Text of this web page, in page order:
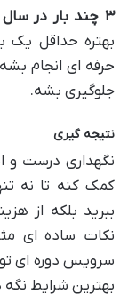
۳ چند بار در
بهتره حداقل
حرفه ای انجام
جلوگیری بشه.
نتیجه گیری
نگهداری درست و
کمک کنه تا نه
ببرید بلکه از
نکات ساده ای
سرویس دوره ای
بهترین شرایط نگه